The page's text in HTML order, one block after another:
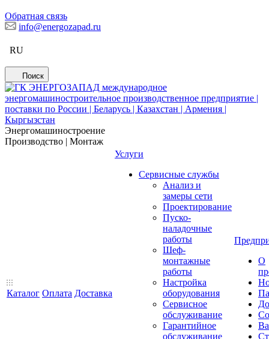
Обратная связь
info@energozapad.ru
RU
Поиск
Энергомашиностроение
Производство | Монтаж
Каталог Оплата Доставка
Услуги
Сервисные службы
Анализ и
замеры сети
Проектирование
Пуско-
наладочные
работы
Шеф-
монтажные
работы
Настройка
оборудования
Сервисное
обслуживание
Гарантийное
обслуживание
О